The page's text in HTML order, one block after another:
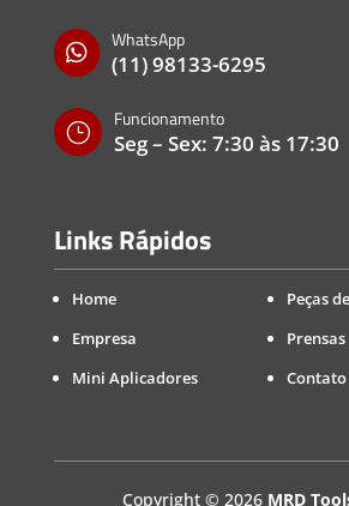

WhatsApp
(11) 98133-6295
}
Funcionamento
Seg – Sex: 7:30 às 17:30
Links Rápidos
Home
Empresa
Mini Aplicadores
Peças
Prensas
Contato
Copyright © 2026 MRD